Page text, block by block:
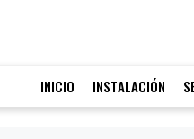
INICIO INSTALACIÓN